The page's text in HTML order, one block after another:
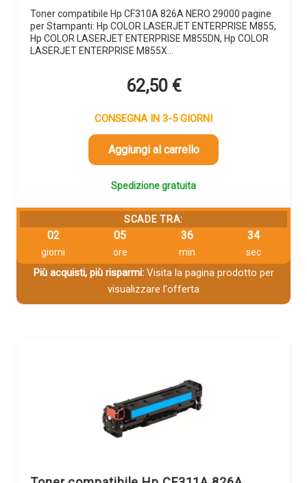
Toner compatibile Hp CF310A 826A NERO 29000 pagine
per Stampanti: Hp COLOR LASERJET ENTERPRISE M855,
Hp COLOR LASERJET ENTERPRISE M855DN, Hp COLOR
LASERJET ENTERPRISE M855X…
62,50 €
CONSEGNA IN 3-5 GIORNI
Aggiungi al carrello
Spedizione gratuita
SCADE TRA:
02
giorni
05
ore
36
min
34
sec
Più acquisti, più risparmi:Visita la pagina prodotto per
visualizzare l'offerta